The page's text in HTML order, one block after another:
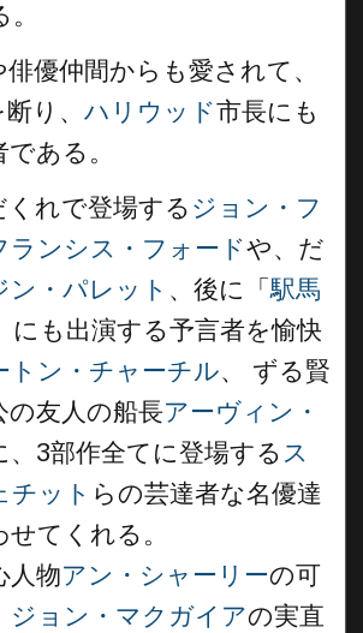
優仲間からも愛されて、
り、 ハリウッド市長にも
ある。
れで登場する ジョン・フ
ランシス・フォードや、だ
ン・パレット 、後に「駅馬
にも出演する予言者を愉快
トン・チャーチル、 ずる賢
の友人の船長アーヴィン・
、3部作全てに登場するス
チット らの芸達者な名優達
てくれる。
人物アン・シャーリーの可
ジョン・マクガイアの実直